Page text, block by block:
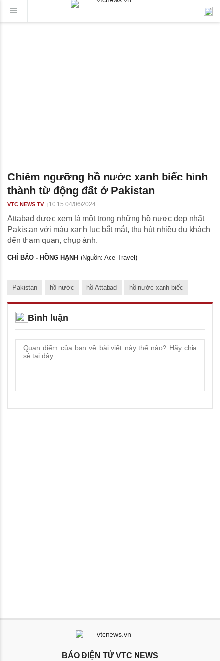
Chiêm ngưỡng hồ nước xanh biếc hình
thành từ động đất ở Pakistan
VTC NEWS TV 10:15 04/06/2024
Attabad được xem là một trong những hồ nước đẹp nhất
Pakistan với màu xanh lục bắt mắt, thu hút nhiều du khách
đến tham quan, chụp ảnh.
CHÍ BẢO - HỒNG HẠNH (Nguồn: Ace Travel)
Pakistan hồ nước hồ Attabad hồ nước xanh biếc
Bình luận
BÁO ĐIỆN TỬ VTC NEWS